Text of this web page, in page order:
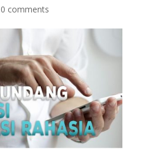
0 comments